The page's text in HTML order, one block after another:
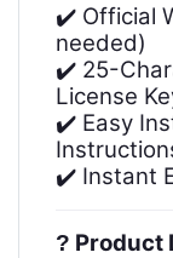
✔️ Official
needed)
✔️ 25-
License
✔️ Easy
✔️ Instant
? Product